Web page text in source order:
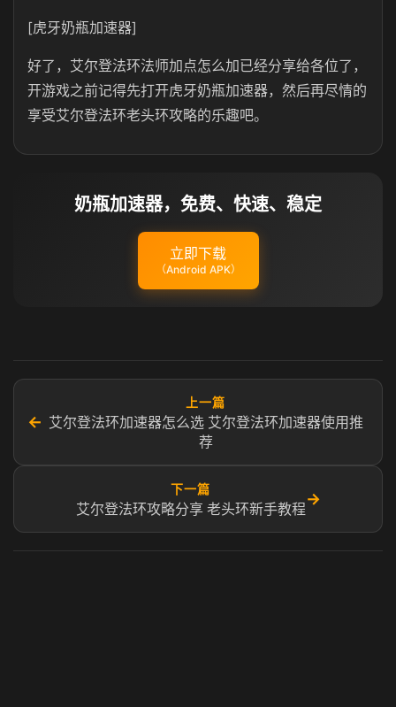
[虎牙奶瓶加速器]
好了，艾尔登法环法师加点怎么加已经分享给各位了，
开游戏之前记得先打开虎牙奶瓶加速器，然后再尽情的
享受艾尔登法环老头环攻略的乐趣吧。
奶瓶加速器，免费、快速、稳定
立即下载
（Android APK）
←
上一篇
艾尔登法环加速器怎么选 艾尔登法环加速器使用推
荐
下一篇
艾尔登法环攻略分享 老头环新手教程
→